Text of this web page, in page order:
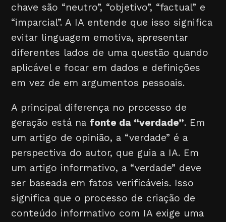
chave são “neutro”, “objetivo”, “factual” e
“imparcial”. A IA entende que isso significa
evitar linguagem emotiva, apresentar
diferentes lados de uma questão quando
aplicável e focar em dados e definições
em vez de em argumentos pessoais.
A principal diferença no processo de
geração está nafonte da “verdade”. Em
um artigo de opinião, a “verdade” é a
perspectiva do autor, que guia a IA. Em
um artigo informativo, a “verdade” deve
ser baseada em fatos verificáveis. Isso
significa que o processo de criação de
conteúdo informativo com IA exige uma